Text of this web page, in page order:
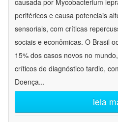
causada por Mycobacterium
periféricos e causa potenciais
sensoriais, com críticas
sociais e econômicas. O Brasil
15% dos casos novos no
críticos de diagnóstico tardio,
Doença...
leia